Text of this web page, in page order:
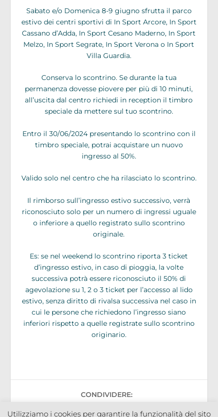
Sabato e/o Domenica 8-9 giugno sfrutta il parco
estivo dei centri sportivi di In Sport Arcore, In Sport
Cassano d’Adda, In Sport Cesano Maderno, In Sport
Melzo, In Sport Segrate, In Sport Verona o In Sport
Villa Guardia.
Conserva lo scontrino. Se durante la tua
permanenza dovesse piovere per più di 10 minuti,
all’uscita dal centro richiedi in reception il timbro
speciale da mettere sul tuo scontrino.
Entro il 30/06/2024 presentando lo scontrino con il
timbro speciale, potrai acquistare un nuovo
ingresso al 50%.
Valido solo nel centro che ha rilasciato lo scontrino.
Il rimborso sull’ingresso estivo successivo, verrà
riconosciuto solo per un numero di ingressi uguale
o inferiore a quello registrato sullo scontrino
originale.
Es: se nel weekend lo scontrino riporta 3 ticket
d’ingresso estivo, in caso di pioggia, la volte
successiva potrà essere riconosciuto il 50% di
agevolazione su 1, 2 o 3 ticket per l’accesso al lido
estivo, senza diritto di rivalsa successiva nel caso in
cui le persone che richiedono l’ingresso siano
inferiori rispetto a quelle registrate sullo scontrino
originario.
CONDIVIDERE:
Utilizziamo i cookies per garantire la funzionalità del sito